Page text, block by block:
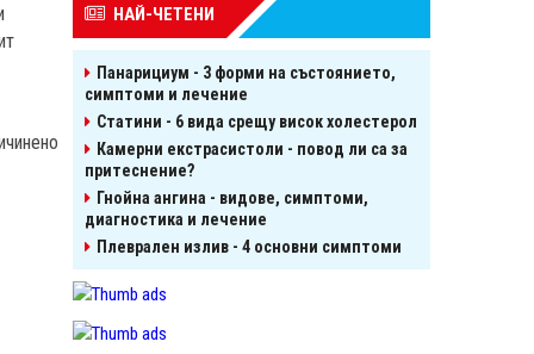
НАЙ-ЧЕТЕНИ
Панарициум - 3 форми на състоянието,
симптоми и лечение
Статини - 6 вида срещу висок холестерол
Камерни екстрасистоли - повод ли са за
притеснение?
Гнойна ангина - видове, симптоми,
диагностика и лечение
Плеврален излив - 4 основни симптоми